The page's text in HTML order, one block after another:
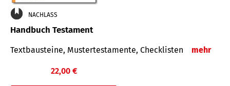
NACHLASS
Handbuch Testament
Textbausteine, Mustertestamente, Checklisten mehr
22,00 €